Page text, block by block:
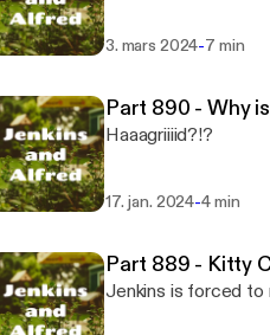
3. mars 2024-7 min
Part 890 - Why
Haaagriiiid?!?
17. jan. 2024-4 min
Part 889 - Kitty
Jenkins is forced to